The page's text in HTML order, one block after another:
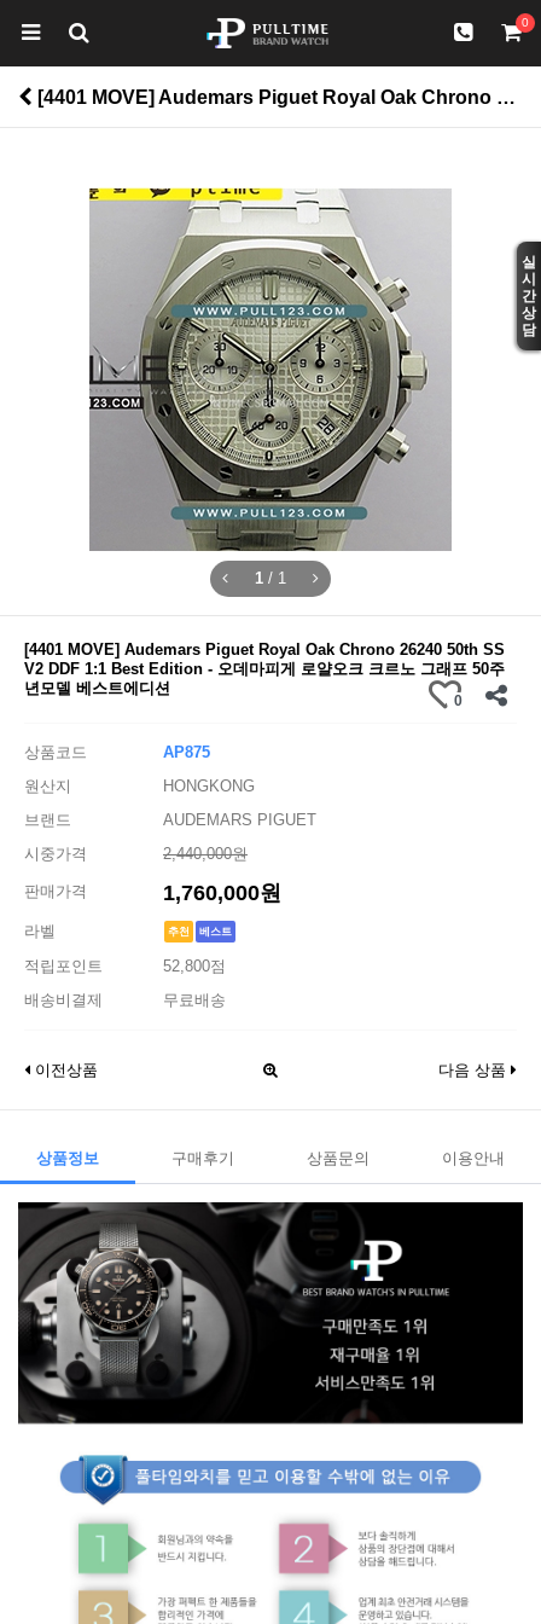
실
시
간
상
담
0
[4401 MOVE] Audemars Piguet Royal Oak Chrono 26240 50th SS V2 DDF 1:1 Best Edition - 오데마피게 로얄오크 크르노 그래프 50주년모델 베스트에디션 > Royal Oak
1 / 1
[4401 MOVE] Audemars Piguet Royal Oak Chrono 26240 50th SS
V2 DDF 1:1 Best Edition - 오데마피게 로얄오크 크르노 그래프 50주
년모델 베스트에디션
0
상품코드
AP875
원산지
HONGKONG
브랜드
AUDEMARS PIGUET
시중가격
2,440,000원
판매가격 1,760,000원
라벨 추천 베스트
적립포인트
52,800점
배송비결제
무료배송
이전상품 다음 상품
상품정보 구매후기 상품문의 이용안내